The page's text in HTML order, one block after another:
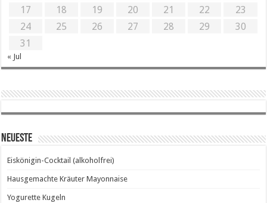
17
18 19 20 21 22
23
24
25 26 27 28 29
30
31
« Jul
Neueste
Eiskönigin-Cocktail (alkoholfrei)
Hausgemachte Kräuter Mayonnaise
Yogurette Kugeln